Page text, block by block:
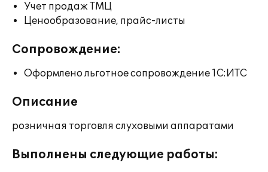
Учет продаж ТМЦ
Ценообразование, прайс-листы
Сопровождение:
Оформлено льготное сопровождение 1С:ИТС
Описание
розничная торговля слуховыми аппаратами
Выполнены следующие работы: